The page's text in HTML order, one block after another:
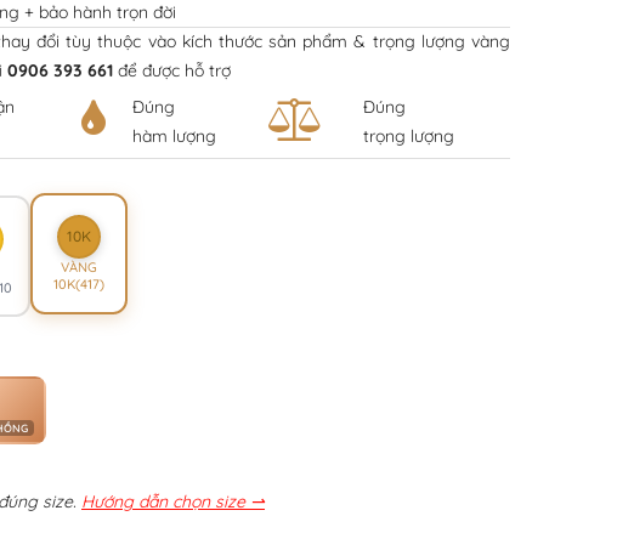
+ bảo hành trọn đời
đổi tùy thuộc vào kích thước sản phẩm & trọng lượng vàng
0906 393 661 để được hỗ trợ
Đúng
hàm lượng
Đúng
trọng lượng
10K
VÀNG
10K(417)
size. Hướng dẫn chọn size ⇀